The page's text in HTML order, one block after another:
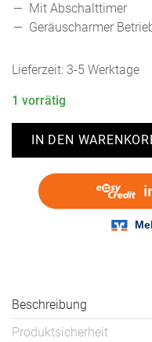
Mit Abschalttimer
Geräuscharmer
Lieferzeit: 3-5 Werktage
1 vorrätig
IN DEN
Beschreibung
Produktsicherheit